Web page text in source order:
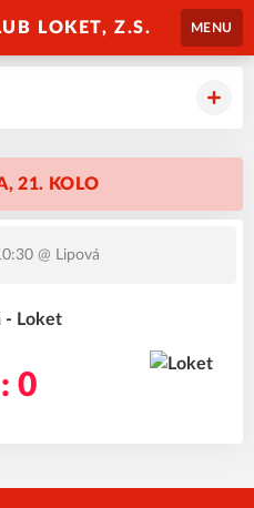
LOKET, Z.S. MENU
21. KOLO
@ Lipová
- Loket
0